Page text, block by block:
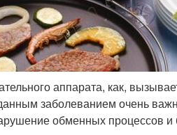
аппарата, как,
заболеванием очень
обменных процессов и